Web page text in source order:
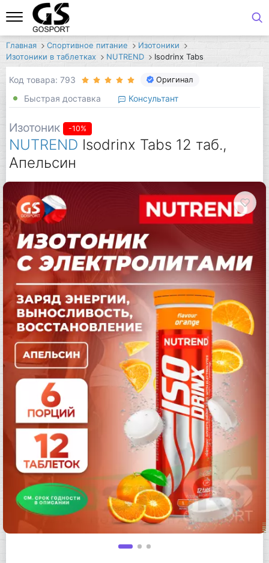
Главная Спортивное питание
Изотоники
Изотоники в таблетках
NUTREND Isodrinx Tabs
Код товара: 793 Оригинал
Быстрая доставка Консультант
Изотоник -10%
NUTREND Isodrinx Tabs 12 таб.,
Апельсин